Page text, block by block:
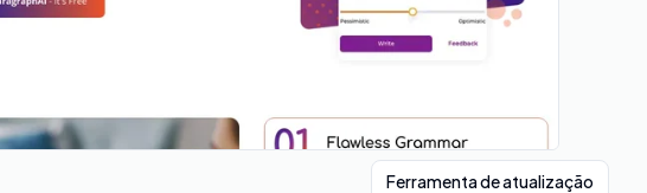
Ferramenta de atualização